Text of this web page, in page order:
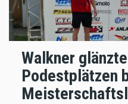
Walkner
Podestplätzen